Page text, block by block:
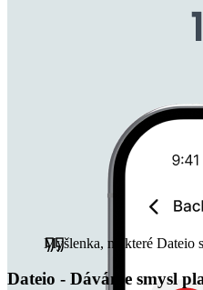
Myšlenka, na které Dateio
Dateio - Dáváme smysl